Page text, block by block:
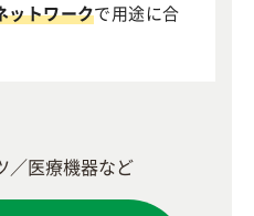
ットワークで用途に合
／医療機器など